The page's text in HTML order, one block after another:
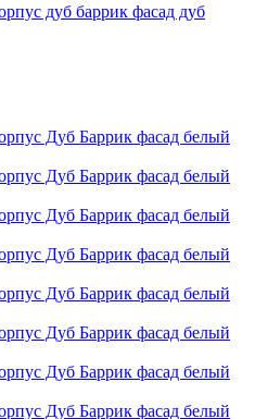
дуб баррик фасад дуб